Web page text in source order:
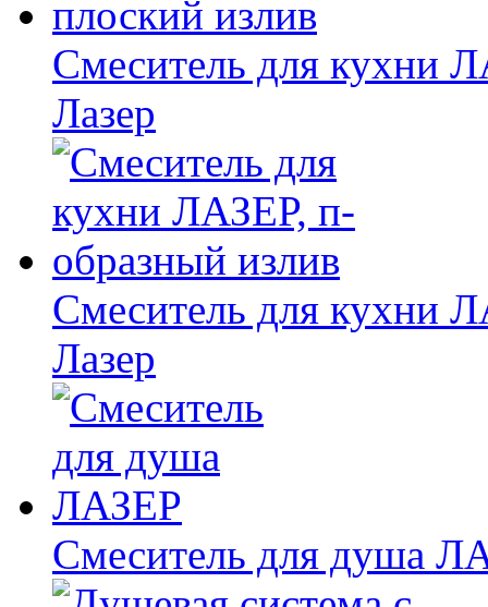
Смеситель для кухни
Лазер
Смеситель для кухни
Лазер
Смеситель для душа